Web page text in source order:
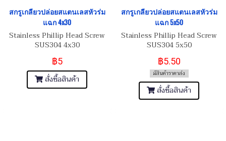
สกรูเกลียวปล่อยสแตนเลสหัวร่ม
แฉก 4x30
Stainless Phillip Head Screw
SUS304 4x30
฿5
สั่งซื้อสินค้า
สกรูเกลียวปล่อยสแตนเลสหัวร่ม
แฉก 5x50
Stainless Phillip Head Screw
SUS304 5x50
฿5.50
มีสินค้าราคาส่ง
สั่งซื้อสินค้า